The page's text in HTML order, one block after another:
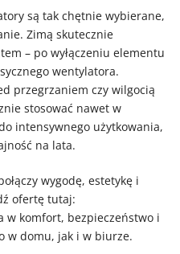
są tak chętnie wybierane,
Zimą skutecznie
– po wyłączeniu elementu
wentylatora.
przegrzaniem czy wilgocią
stosować nawet w
intensywnego użytkowania,
na lata.
wygodę, estetykę i
ofertę tutaj:
w komfort, bezpieczeństwo i
w domu, jak i w biurze.